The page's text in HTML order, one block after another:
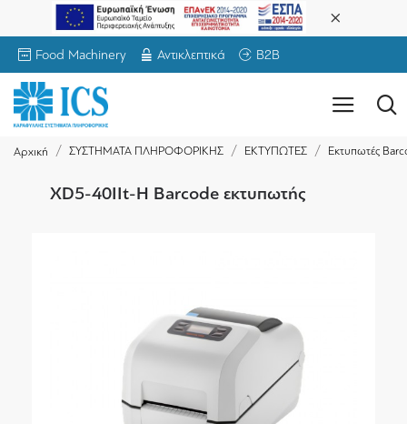
Food Machinery Αντικλεπτικά B2B
Αρχική ΣΥΣΤΗΜΑΤΑ ΠΛΗΡΟΦΟΡΙΚΗΣ ΕΚΤΥΠΩΤΕΣ Εκτυπωτές
XD5-40IIt-H Barcode εκτυπωτής